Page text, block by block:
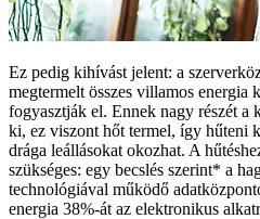
Ez pedig kihívást jelent: a
megtermelt összes villamos energia
fogyasztják el. Ennek nagy részét a
ki, ez viszont hőt termel, így hűteni
drága leállásokat okozhat. A
szükséges: egy becslés szerint* a
technológiával működő
energia 38%-át az elektronikus